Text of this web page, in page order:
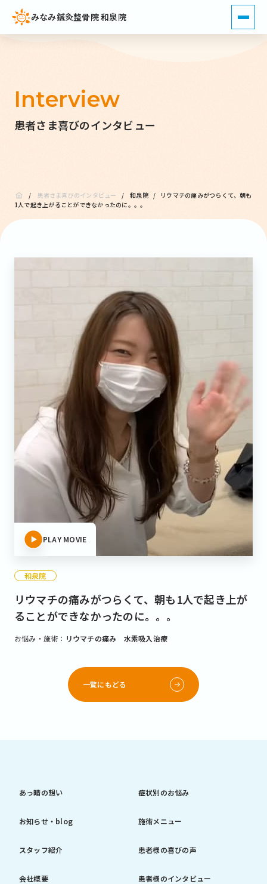
みなみ鍼灸整骨院 和泉院
Interview
患者さま喜びのインタビュー
/ 患者さま喜びのインタビュー / 和泉院 /
リウマチの痛みがつらくて、朝も
1人で起き上がることができなかったのに。。。
PLAY MOVIE
和泉院
リウマチの痛みがつらくて、朝も1人で起き上が
ることができなかったのに。。。
お悩み・施術： リウマチの痛み 水素吸入治療
一覧にもどる
あっ晴の想い
お知らせ・blog
スタッフ紹介
会社概要
症状別のお悩み
施術メニュー
患者様の喜びの声
患者様のインタビュー